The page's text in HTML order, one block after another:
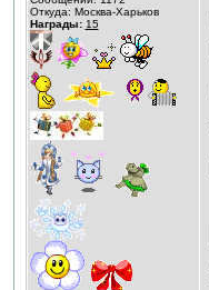
Откуда: Москва-Харьков
Награды: 15